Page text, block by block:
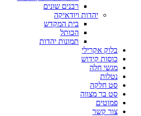
רבנים שונים
יהדות ויודאיקה
בית המקדש
הכותל
תמונות יהדות
בלוק אקרילי
כוסות קידוש
מגשי חלה
נטלות
סט חלקה
סט בר מצווה
פמוטים
צור קשר